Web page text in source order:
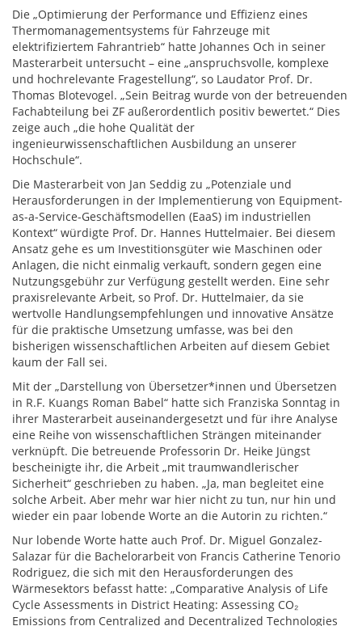
Die „Optimierung der Performance und Effizienz eines
Thermomanagementsystems für Fahrzeuge mit
elektrifiziertem Fahrantrieb“ hatte Johannes Och in seiner
Masterarbeit untersucht – eine „anspruchsvolle, komplexe
und hochrelevante Fragestellung“, so Laudator Prof. Dr.
Thomas Blotevogel. „Sein Beitrag wurde von der betreuenden
Fachabteilung bei ZF außerordentlich positiv bewertet.“ Dies
zeige auch „die hohe Qualität der
ingenieurwissenschaftlichen Ausbildung an unserer
Hochschule“.
Die Masterarbeit von Jan Seddig zu „Potenziale und
Herausforderungen in der Implementierung von Equipment-
as-a-Service-Geschäftsmodellen (EaaS) im industriellen
Kontext“ würdigte Prof. Dr. Hannes Huttelmaier. Bei diesem
Ansatz gehe es um Investitionsgüter wie Maschinen oder
Anlagen, die nicht einmalig verkauft, sondern gegen eine
Nutzungsgebühr zur Verfügung gestellt werden. Eine sehr
praxisrelevante Arbeit, so Prof. Dr. Huttelmaier, da sie
wertvolle Handlungsempfehlungen und innovative Ansätze
für die praktische Umsetzung umfasse, was bei den
bisherigen wissenschaftlichen Arbeiten auf diesem Gebiet
kaum der Fall sei.
Mit der „Darstellung von Übersetzer*innen und Übersetzen
in R.F. Kuangs Roman Babel“ hatte sich Franziska Sonntag in
ihrer Masterarbeit auseinandergesetzt und für ihre Analyse
eine Reihe von wissenschaftlichen Strängen miteinander
verknüpft. Die betreuende Professorin Dr. Heike Jüngst
bescheinigte ihr, die Arbeit „mit traumwandlerischer
Sicherheit“ geschrieben zu haben. „Ja, man begleitet eine
solche Arbeit. Aber mehr war hier nicht zu tun, nur hin und
wieder ein paar lobende Worte an die Autorin zu richten.“
Nur lobende Worte hatte auch Prof. Dr. Miguel Gonzalez-
Salazar für die Bachelorarbeit von Francis Catherine Tenorio
Rodriguez, die sich mit den Herausforderungen des
Wärmesektors befasst hatte: „Comparative Analysis of Life
Cycle Assessments in District Heating: Assessing CO₂
Emissions from Centralized and Decentralized Technologies